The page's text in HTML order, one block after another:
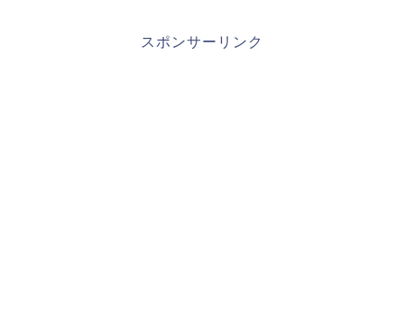
スポンサーリンク